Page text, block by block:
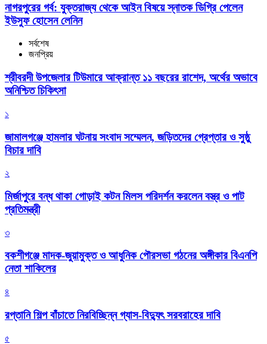
নাগরপুরের গর্ব: যুক্তরাজ্য থেকে আইন বিষয়ে স্নাতক ডিগ্রি পেলেন
ইউসুফ হোসেন লেনিন
সর্বশেষ
জনপ্রিয়
শ্রীবরদী উপজেলার টিউমারে আক্রান্ত ১১ বছরের রাশেদ, অর্থের অভাবে
অনিশ্চিত চিকিৎসা
১
জামালগঞ্জে হামলার ঘটনায় সংবাদ সম্মেলন, জড়িতদের গ্রেপ্তার ও সুষ্ঠু
বিচার দাবি
২
মির্জাপুরে বন্ধ থাকা গোড়াই কটন মিলস পরিদর্শন করলেন বস্ত্র ও পাট
প্রতিমন্ত্রী
৩
বকশীগঞ্জে মাদক-জুয়ামুক্ত ও আধুনিক পৌরসভা গঠনের অঙ্গীকার বিএনপি
নেতা শাকিলের
৪
রপ্তানি শিল্প বাঁচাতে নিরবিচ্ছিন্ন গ্যাস-বিদ্যুৎ সরবরাহের দাবি
৫